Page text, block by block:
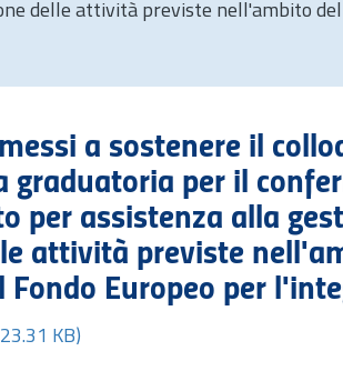
delle attività previste nell'ambito
a sostenere il
graduatoria per il
per assistenza alla
attività previste
Fondo Europeo per
KB)